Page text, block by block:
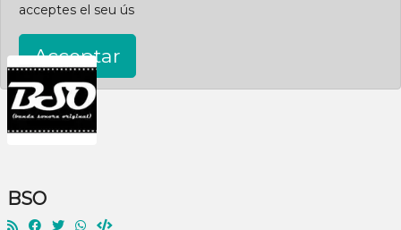
acceptes el seu ús
Acceptar
BSO